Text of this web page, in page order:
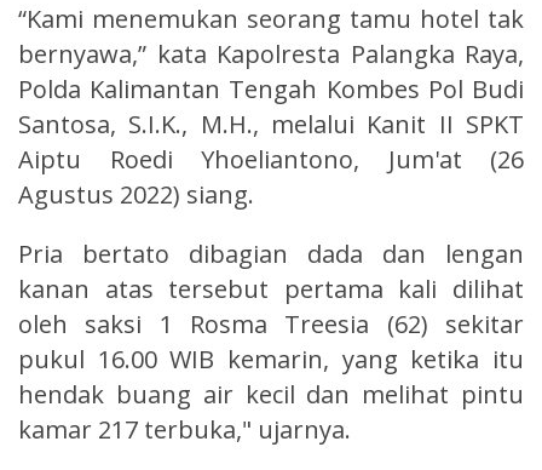
“Kami menemukan seorang tamu hotel tak
bernyawa,” kata Kapolresta Palangka Raya,
Polda Kalimantan Tengah Kombes Pol Budi
Santosa, S.I.K., M.H., melalui Kanit II SPKT
Aiptu Roedi Yhoeliantono, Jum'at (26
Agustus 2022) siang.
Pria bertato dibagian dada dan lengan
kanan atas tersebut pertama kali dilihat
oleh saksi 1 Rosma Treesia (62) sekitar
pukul 16.00 WIB kemarin, yang ketika itu
hendak buang air kecil dan melihat pintu
kamar 217 terbuka," ujarnya.